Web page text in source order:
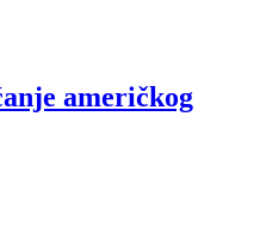
američkog